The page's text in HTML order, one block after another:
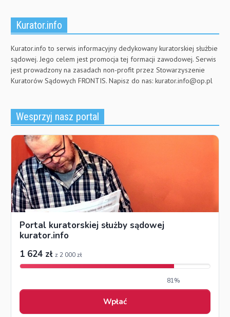
Kurator.info
Kurator.info to serwis informacyjny dedykowany kuratorskiej służbie
sądowej. Jego celem jest promocja tej formacji zawodowej. Serwis
jest prowadzony na zasadach non-profit przez Stowarzyszenie
Kuratorów Sądowych FRONTIS. Napisz do nas: kurator.info@op.pl
Wesprzyj nasz portal